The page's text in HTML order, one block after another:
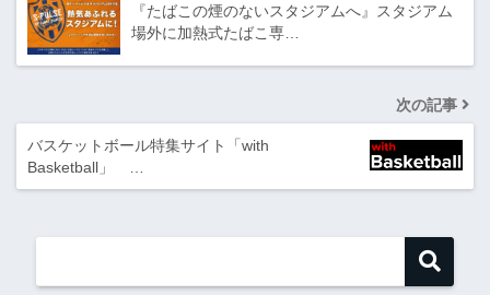
『たばこの煙のないスタジアムへ』スタジアム
場外に加熱式たばこ専…
次の記事
バスケットボール特集サイト「with
Basketball」 …